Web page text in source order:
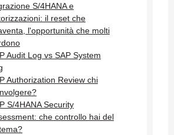
S/4HANA e
il reset che
l'opportunità che molti
Audit Log vs SAP System
Authorization Review chi
S/4HANA Security
che controllo hai del